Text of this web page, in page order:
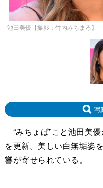
池田美優【撮影：竹内みちまろ】
写
“みちょぱ”こと池田美
を更新。美しい白無垢姿
響が寄せられている。